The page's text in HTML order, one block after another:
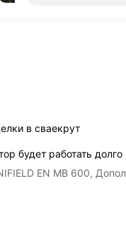
в сваекрут
будет работать долго
EN MB 600,